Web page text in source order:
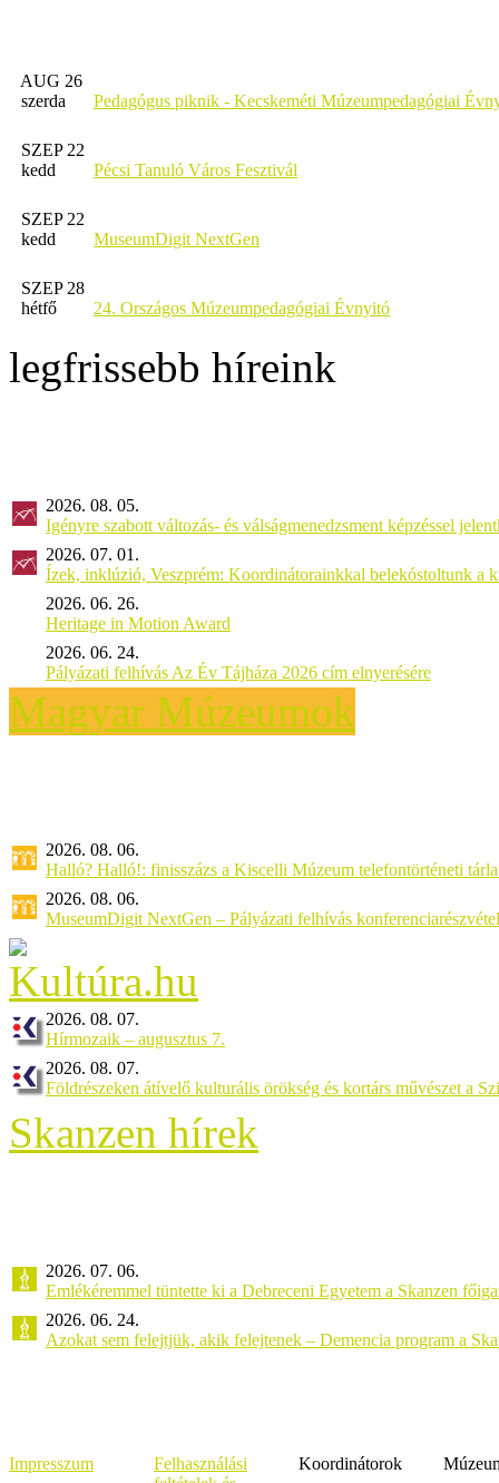
AUG 26
szerda
Pedagógus piknik - Kecskeméti Múzeumpedagógiai
SZEP 22
kedd
Pécsi Tanuló Város Fesztivál
SZEP 22
kedd
MuseumDigit NextGen
SZEP 28
hétfő
24. Országos Múzeumpedagógiai Évnyitó
legfrissebb híreink
2026. 08. 05.
Igényre szabott változás- és válságmenedzsment képzéssel
2026. 07. 01.
Ízek, inklúzió, Veszprém: Koordinátorainkkal belekóstoltunk a
2026. 06. 26.
Heritage in Motion Award
2026. 06. 24.
Pályázati felhívás Az Év Tájháza 2026 cím elnyerésére
Magyar Múzeumok
2026. 08. 06.
Halló? Halló!: finisszázs a Kiscelli Múzeum telefontörténeti
2026. 08. 06.
MuseumDigit NextGen – Pályázati felhívás
2026. 08. 07.
Hírmozaik – augusztus 7.
2026. 08. 07.
Földrészeken átívelő kulturális örökség és kortárs művészet a
Skanzen hírek
2026. 07. 06.
Emlékéremmel tüntette ki a Debreceni Egyetem a Skanzen
2026. 06. 24.
Azokat sem felejtjük, akik felejtenek – Demencia program a
Impresszum
Felhasználási
Koordinátorok